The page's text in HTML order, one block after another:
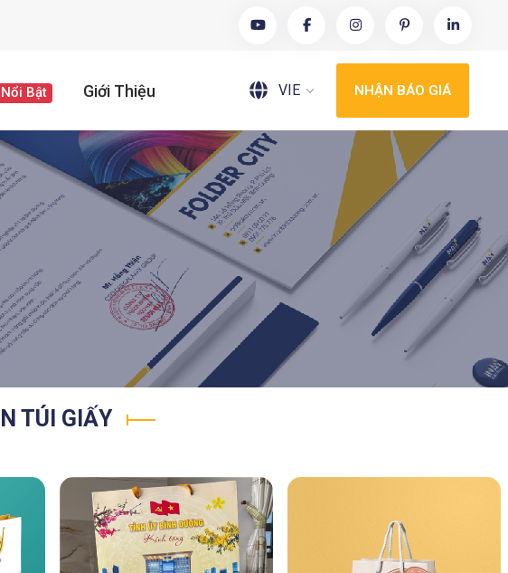
Nổi Bật Giới Thiệu VIE NHẬN BÁO GIÁ
IN TÚI GIẤY